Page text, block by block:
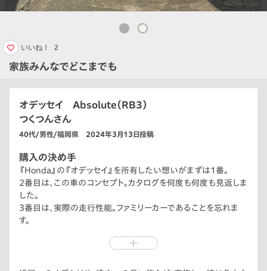
家族みんなでどこまでも
いいね！ 2
オデッセイ Absolute（RB3）
つくつんさん
40代/男性/福岡県 2024年3月13日投稿
購入の決め手
『Honda』の『オデッセイ』を所有したい想いがまずは1番。
2番目は、この車のコンセプト。カタログを何度も何度も見返しま
した。
3番目は、実際の走行性能。ファミリーカーであることを忘れま
す。
から約15年経った今でも通用するデザインだと感じます。